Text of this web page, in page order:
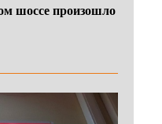
шоссе произошло